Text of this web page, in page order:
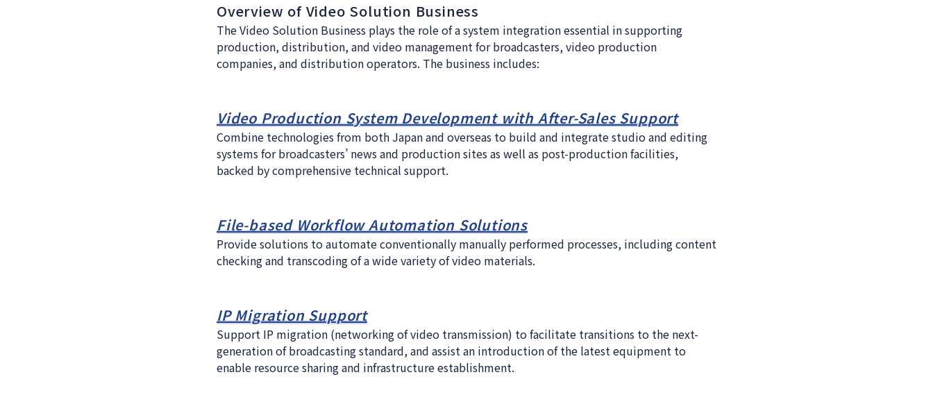
Overview of Video Solution Business
The Video Solution Business plays the role of a system integration essential in supporting
production, distribution, and video management for broadcasters, video production
companies, and distribution operators. The business includes:
Video Production System Development with After-Sales Support
Combine technologies from both Japan and overseas to build and integrate studio and editing
systems for broadcasters’ news and production sites as well as post-production facilities,
backed by comprehensive technical support.
File-based Workflow Automation Solutions
Provide solutions to automate conventionally manually performed processes, including content
checking and transcoding of a wide variety of video materials.
IP Migration Support
Support IP migration (networking of video transmission) to facilitate transitions to the next-
generation of broadcasting standard, and assist an introduction of the latest equipment to
enable resource sharing and infrastructure establishment.